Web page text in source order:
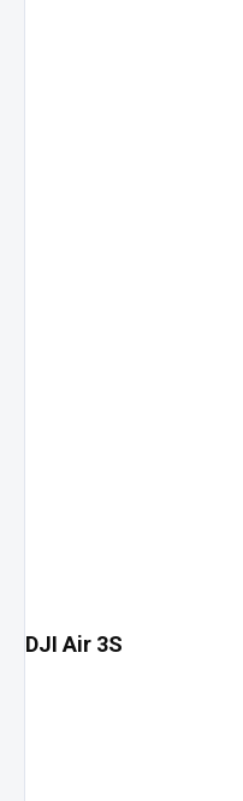
DJI Air 3S